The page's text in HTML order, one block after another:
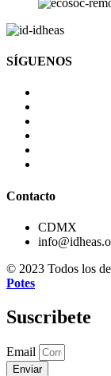
SÍGUENOS
Contacto
CDMX
© 2023 Todos los
Potes
Suscribete
Email
Enviar